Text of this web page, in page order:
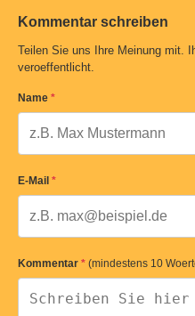
Kommentar schreiben
Teilen Sie uns Ihre Meinung mit.
veroeffentlicht.
Name *
E-Mail *
Kommentar * (mindestens 10